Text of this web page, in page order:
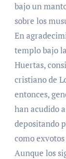
bajo un
sobre los
En
templo bajo
Huertas,
cristiano de
entonces,
han acudido
depositando
como
Aunque los